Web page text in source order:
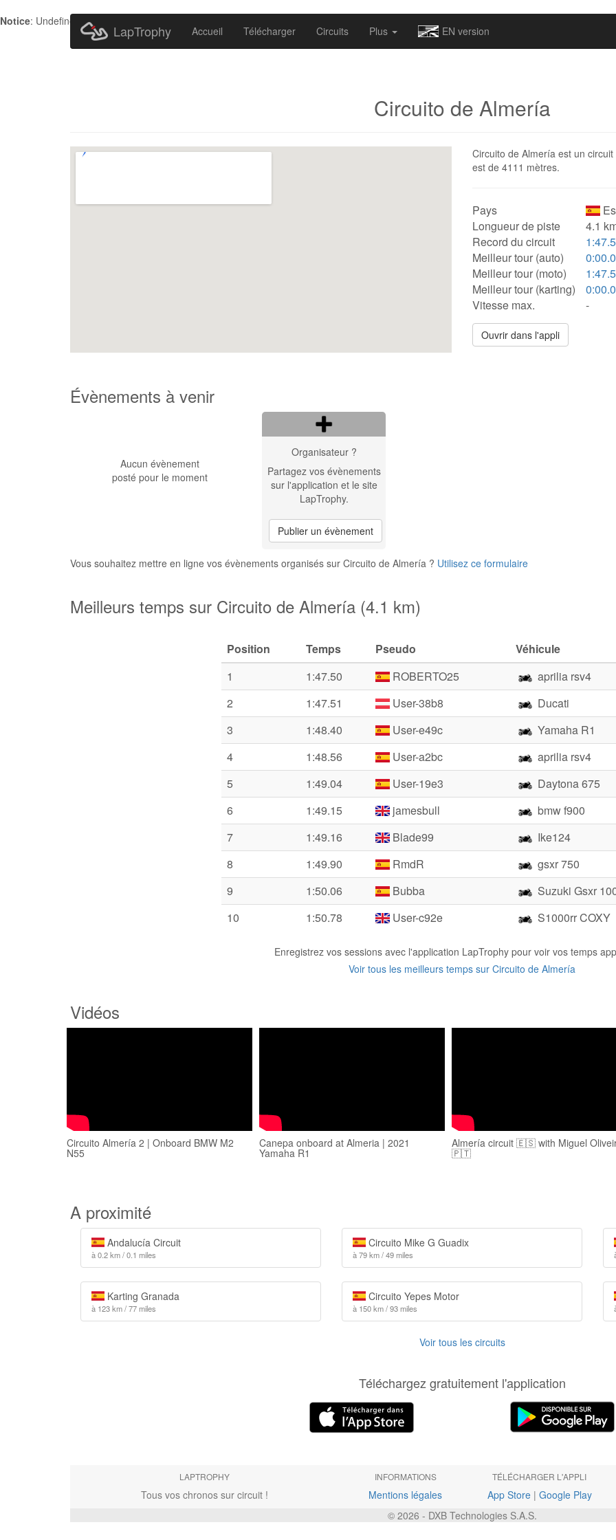
Notice: Undefined index: HTTP_ACCEPT_LANGUAGE in
LapTrophy Accueil Télécharger Circuits Plus EN version
Circuito de Almería
Circuito de Almería est un
est de 4111 mètres.
Pays
Longueur de piste
4.1
Record du circuit
Meilleur tour (auto)
Meilleur tour (moto)
Meilleur tour (karting)
Vitesse max.
-
Ouvrir dans l'appli
Évènements à venir
Aucun évènement
posté pour le moment
Organisateur ?
Partagez vos évènements
sur l'application et le site
LapTrophy.
Publier un évènement
Vous souhaitez mettre en ligne vos évènements organisés sur Circuito de Almería ? Utilisez ce formulaire
Meilleurs temps sur Circuito de Almería (4.1 km)
Position Temps Pseudo
Véhicule
1
1:47.50 ROBERTO25
aprilia rsv4
2
1:47.51 User-38b8
Ducati
3
1:48.40 User-e49c
Yamaha R1
4
1:48.56 User-a2bc
aprilia rsv4
5
1:49.04 User-19e3
Daytona 675
6
1:49.15 jamesbull
bmw f900
7
1:49.16 Blade99
Ike124
8
1:49.90 RmdR
gsxr 750
9
1:50.06 Bubba
Suzuki Gsxr
10
1:50.78 User-c92e S1000rr COXY
Enregistrez vos sessions avec l'application LapTrophy pour voir vos temps
Voir tous les meilleurs temps sur Circuito de Almería
Vidéos
Circuito Almería 2 | Onboard BMW M2
N55
Canepa onboard at Almeria | 2021
Yamaha R1
Almería circuit 🇪🇸 with Miguel
🇵🇹
A proximité
Andalucía Circuit
à 0.2 km / 0.1 miles
Circuito Mike G Guadix
à 79 km / 49 miles
Karting Granada
à 123 km / 77 miles
Circuito Yepes Motor
à 150 km / 93 miles
Voir tous les circuits
Téléchargez gratuitement l'application
LAPTROPHY
Tous vos chronos sur circuit !
INFORMATIONS
Mentions légales
TÉLÉCHARGER L'APPLI
App Store| Google Play
© 2026 - DXB Technologies S.A.S.